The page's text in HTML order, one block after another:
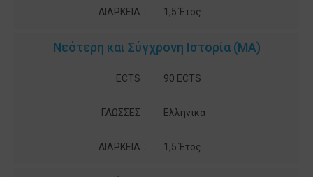
ΔΙΑΡΚΕΙΑ : 1,5 Έτος
Νεότερη και Σύγχρονη Ιστορία (MA)
ECTS : 90 ECTS
ΓΛΩΣΣΕΣ : Ελληνικά
ΔΙΑΡΚΕΙΑ : 1,5 Έτος